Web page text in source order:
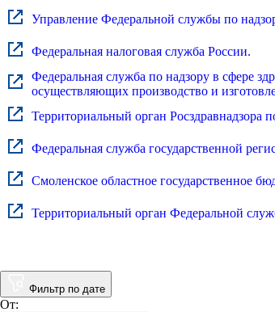
Управление Федеральной службы по
Федеральная налоговая служба России.
Федеральная служба по надзору в сфере
осуществляющих производство и
Территориальный орган Росздравнадзора
Федеральная служба государственной
Смоленское областное государственное
Территориальный орган Федеральной
Фильтр по дате
От: